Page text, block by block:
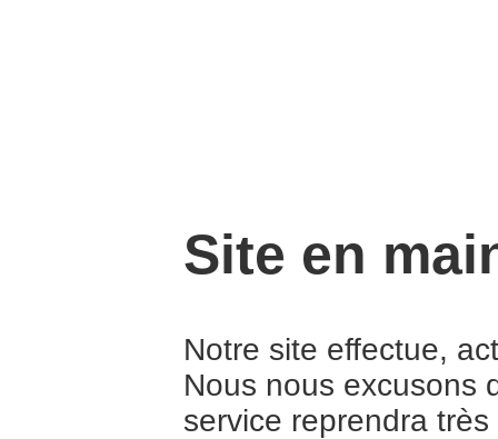
Site en
Notre site effectue,
Nous nous excusons
service reprendra